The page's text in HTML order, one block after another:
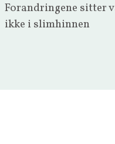
Forandringene sitter
ikke i slimhinnen